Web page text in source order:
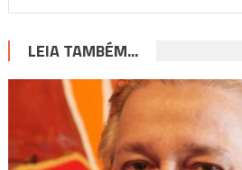
LEIA TAMBÉM...